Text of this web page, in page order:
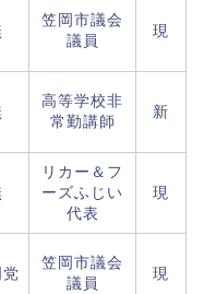
笠岡市議会
議員
現
高等学校非
常勤講師
新
リカー＆フ
ーズふじい
代表
現
笠岡市議会
議員
現